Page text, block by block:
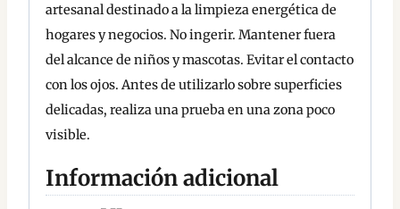
artesanal destinado a la limpieza energética de
hogares y negocios. No ingerir. Mantener fuera
del alcance de niños y mascotas. Evitar el contacto
con los ojos. Antes de utilizarlo sobre superficies
delicadas, realiza una prueba en una zona poco
visible.
Información adicional